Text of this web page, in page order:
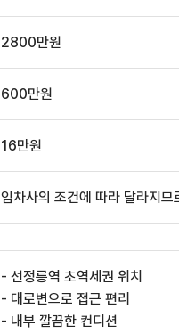
2800만원
600만원
16만원
임차사의 조건에 따라 달라지
- 선정릉역 초역세권 위치
- 대로변으로 접근 편리
- 내부 깔끔한 컨디션